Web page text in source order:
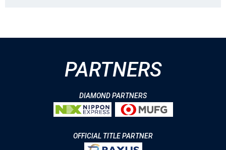
PARTNERS
DIAMOND PARTNERS
OFFICIAL TITLE PARTNER